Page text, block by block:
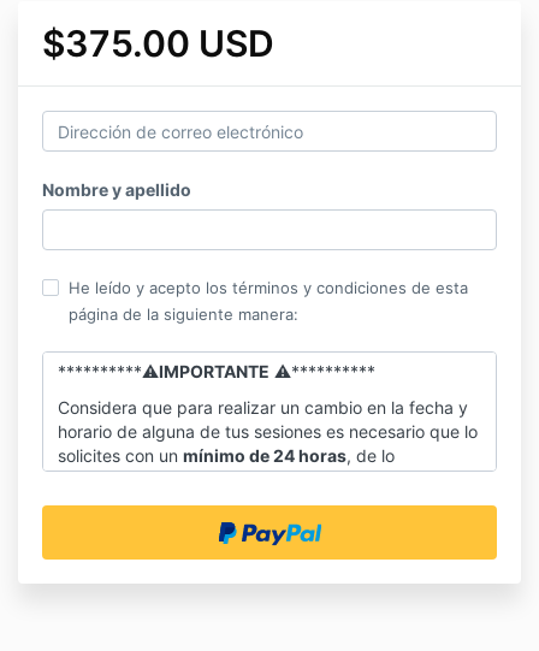
$375.00 USD
Nombre y apellido
He leído y acepto los términos y condiciones de esta
página de la siguiente manera:
**********⚠️IMPORTANTE ⚠️**********
Considera que para realizar un cambio en la fecha y
horario de alguna de tus sesiones es necesario que lo
solicites con un mínimo de 24 horas, de lo
que estés en un lugar con buena señal